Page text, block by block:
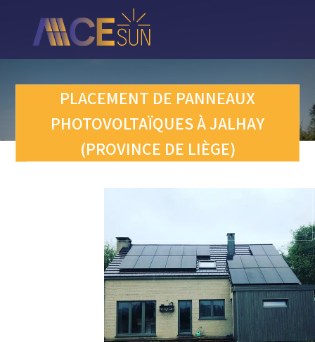
PLACEMENT DE PANNEAUX
PHOTOVOLTAÏQUES À JALHAY
(PROVINCE DE LIÈGE)